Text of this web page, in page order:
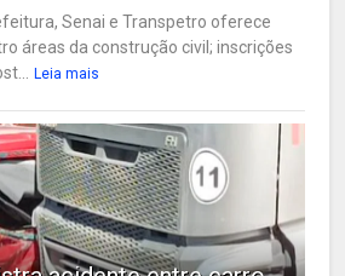
Senai e Transpetro oferece
áreas da construção civil; inscrições
Leia mais